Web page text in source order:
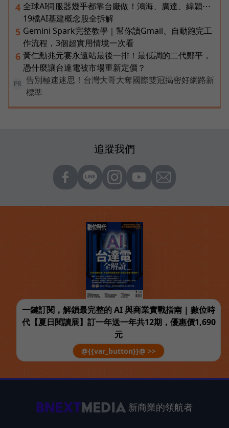
4 全球AI伺服器幾乎都靠台廠做！鴻海、廣達、緯穎⋯
19檔AI基建概念股全拆解
5 Gemini Spark完整教學｜幫你讀Gmail、自動跑完工
作流程，3個超實用情境一次看
6 黃仁勳兆元宴永遠站最後一排！最低調的二代鄭平，
憑什麼讓台達電被市場重新定價？
PR
告別極速迷思！台灣大哥大奪國際雙冠揭密好網路新
標準
追蹤我們
一鍵訂閱，解鎖最完整的 AI 與商業實戰指南 | 數位時
代【夏日閱讀展】訂一年送一年共12期，優惠價1,690
元
@{{var_button}}@ >>
新商業的領航者